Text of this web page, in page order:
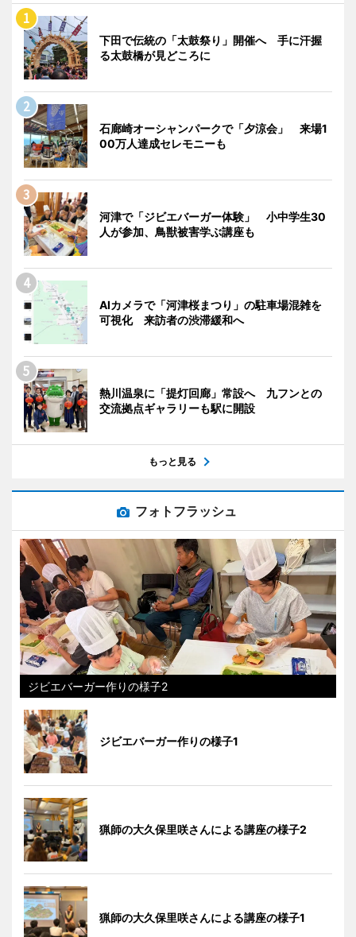
下田で伝統の「太鼓祭り」開催へ 手に汗握
る太鼓橋が見どころに
石廊崎オーシャンパークで「夕涼会」 来場1
00万人達成セレモニーも
河津で「ジビエバーガー体験」 小中学生30
人が参加、鳥獣被害学ぶ講座も
AIカメラで「河津桜まつり」の駐車場混雑を
可視化 来訪者の渋滞緩和へ
熱川温泉に「提灯回廊」常設へ 九フンとの
交流拠点ギャラリーも駅に開設
もっと見る
フォトフラッシュ
ジビエバーガー作りの様子2
ジビエバーガー作りの様子1
猟師の大久保里咲さんによる講座の様子2
猟師の大久保里咲さんによる講座の様子1